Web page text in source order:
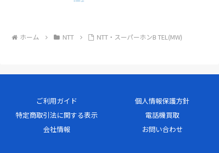
ホーム NTT NTT・スーパーホンB TEL(MW)
ご利用ガイド
個人情報保護方針
特定商取引法に関する表示
電話機買取
会社情報
お問い合わせ